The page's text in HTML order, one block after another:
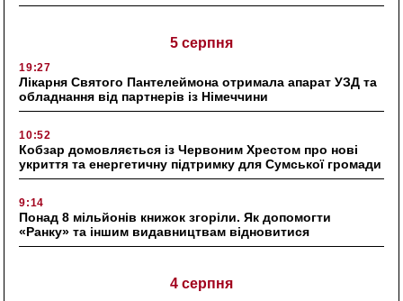
5 серпня
19:27
Лікарня Святого Пантелеймона отримала апарат УЗД та
обладнання від партнерів із Німеччини
10:52
Кобзар домовляється із Червоним Хрестом про нові
укриття та енергетичну підтримку для Сумської громади
9:14
Понад 8 мільйонів книжок згоріли. Як допомогти
«Ранку» та іншим видавництвам відновитися
4 серпня